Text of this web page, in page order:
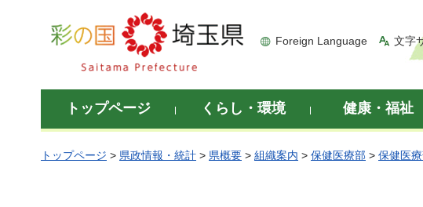
彩の国 埼玉県
Foreign Language 文字
トップページ くらし・環境 健康・福祉
トップページ > 県政情報・統計 > 県概要 > 組織案内 > 保健医療部 > 保健医